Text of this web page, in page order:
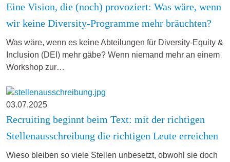
Eine Vision, die (noch) provoziert: Was wäre, wenn
wir keine Diversity-Programme mehr bräuchten?
Was wäre, wenn es keine Abteilungen für Diversity-Equity &
Inclusion (DEI) mehr gäbe? Wenn niemand mehr an einem
Workshop zur…
03.07.2025
Recruiting beginnt beim Text: mit der richtigen
Stellenausschreibung die richtigen Leute erreichen
Wieso bleiben so viele Stellen unbesetzt, obwohl sie doch